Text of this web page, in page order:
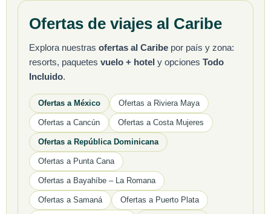
Ofertas de viajes al Caribe
Explora nuestras ofertas al Caribe por país y zona:
resorts, paquetes vuelo + hotel y opciones Todo
Incluido.
Ofertas a México Ofertas a Riviera Maya
Ofertas a Cancún Ofertas a Costa Mujeres
Ofertas a República Dominicana
Ofertas a Punta Cana
Ofertas a Bayahíbe – La Romana
Ofertas a Samaná Ofertas a Puerto Plata